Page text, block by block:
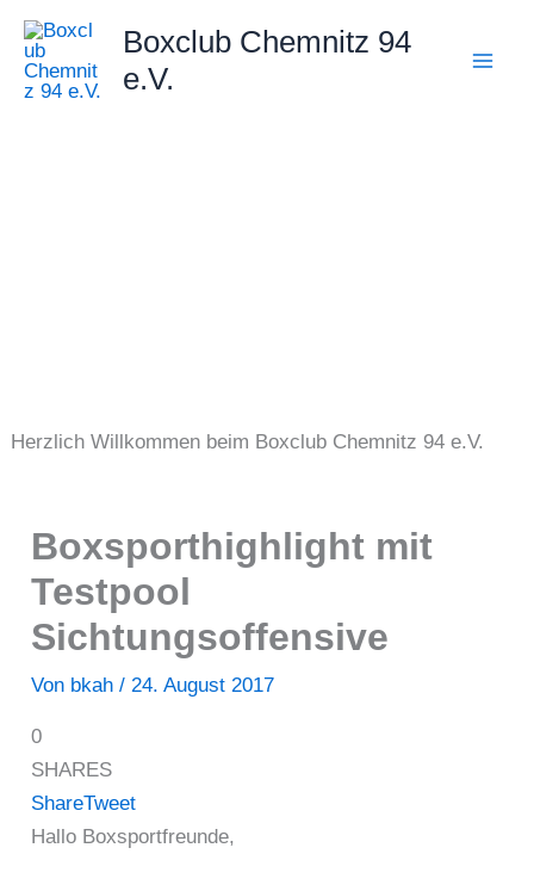
Zum
Inhalt
springen
Boxclub Chemnitz 94
e.V.
Herzlich Willkommen beim Boxclub Chemnitz 94 e.V.
Boxsporthighlight mit
Testpool
Sichtungsoffensive
Von bkah/ 24. August 2017
0
SHARES
ShareTweet
Hallo Boxsportfreunde,